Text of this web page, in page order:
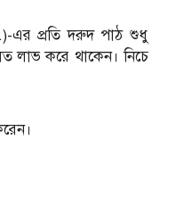
এর প্রতি দরুদ পাঠ শুধু
লাভ করে থাকেন। নিচে